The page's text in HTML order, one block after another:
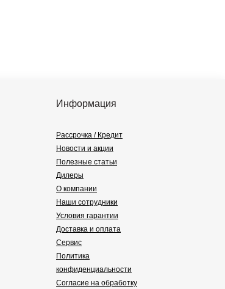
Информация
Рассрочка / Кредит
Новости и акции
Полезные статьи
Дилеры
О компании
Наши сотрудники
Условия гарантии
Доставка и оплата
Сервис
Политика
конфиденциальности
Согласие на обработку